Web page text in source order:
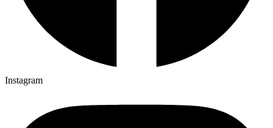
Instagram